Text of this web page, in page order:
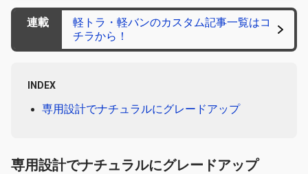
連載
軽トラ・軽バンのカスタム記事一覧はコ
チラから！
INDEX
専用設計でナチュラルにグレードアップ
専用設計でナチュラルにグレードアップ